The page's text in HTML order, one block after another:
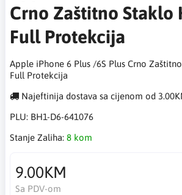
Crno Zaštitno Staklo
Full Protekcija
Apple iPhone 6 Plus /6S Plus Crno
Full Protekcija
Najeftinija dostava sa cijenom od
PLU: BH1-D6-641076
Stanje Zaliha: 8 kom
9.00KM
Sa PDV-om